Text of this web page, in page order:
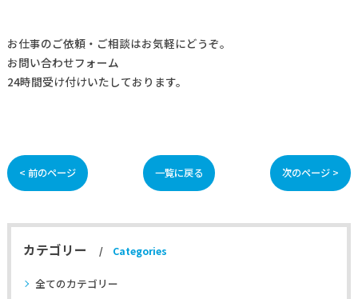
お仕事のご依頼・ご相談はお気軽にどうぞ。
お問い合わせフォーム
24時間受け付けいたしております。
< 前のページ 一覧に戻る 次のページ >
カテゴリー Categories
全てのカテゴリー